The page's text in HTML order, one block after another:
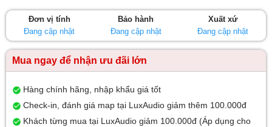
5
Đơn vị tính
Đang cập nhật
Bảo hành
Đang cập nhật
Xuất xứ
Đang cập nhật
Mua ngay để nhận ưu đãi lớn
Hàng chính hãng, nhập khẩu giá tốt
Check-in, đánh giá map tại LuxAudio giảm thêm 100.000đ
Khách từng mua tại LuxAudio giảm 100.000đ (Áp dụng cho